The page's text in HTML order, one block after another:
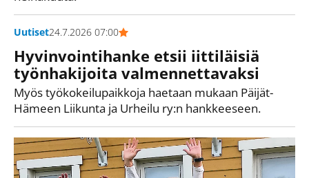
Uutiset24.7.2026 07:00
Hyvinvointihanke etsii iittiläisiä
työnhakijoita valmennettavaksi
Myös työkokeilupaikkoja haetaan mukaan Päijät-
Hämeen Liikunta ja Urheilu ry:n hankkeeseen.